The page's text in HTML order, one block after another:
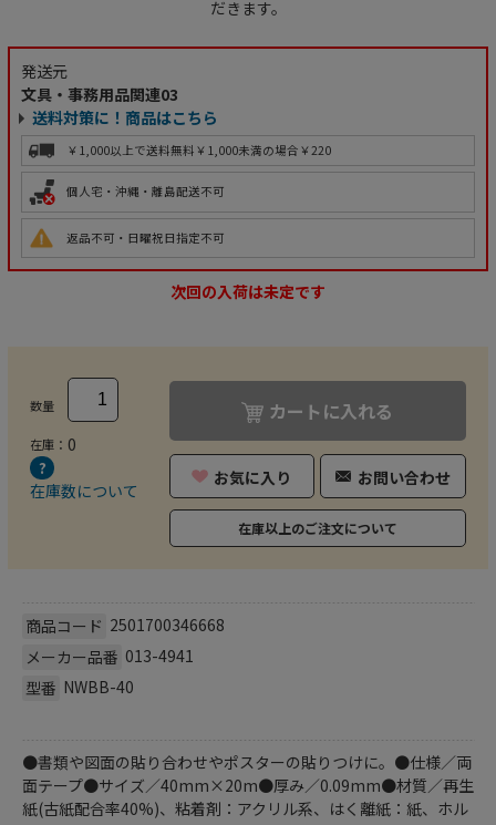
だきます。
発送元
文具・事務用品関連03
送料対策に！商品はこちら
￥1,000以上で送料無料 ￥1,000未満の場合￥220
個人宅・沖縄・離島配送不可
返品不可・日曜祝日指定不可
次回の入荷は未定です
数量
在庫： 0
在庫数について
カートに入れる
お気に入り お問い合わせ
在庫以上のご注文について
商品コード 2501700346668
メーカー品番 013-4941
型番 NWBB-40
●書類や図面の貼り合わせやポスターの貼りつけに。●仕様／両
面テープ●サイズ／40mm×20m●厚み／0.09mm●材質／再生
紙(古紙配合率40%)、粘着剤：アクリル系、はく離紙：紙、ホル